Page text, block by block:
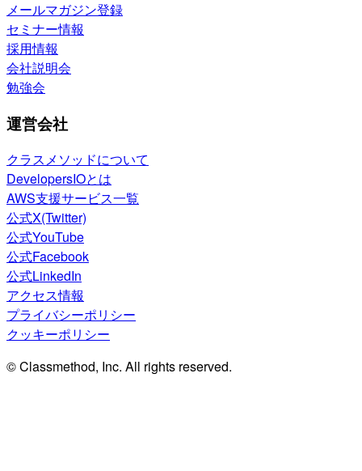
メールマガジン登録
セミナー情報
採用情報
会社説明会
勉強会
運営会社
クラスメソッドについて
DevelopersIOとは
AWS支援サービス一覧
公式X(Twitter)
公式YouTube
公式Facebook
公式LinkedIn
アクセス情報
プライバシーポリシー
クッキーポリシー
© Classmethod, Inc. All rights reserved.